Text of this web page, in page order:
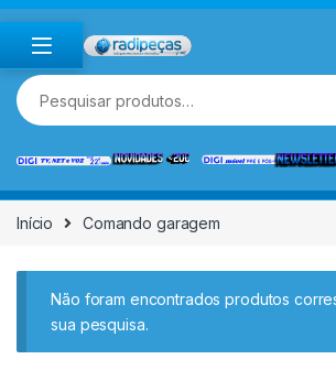
Skip to navigation
Skip to content
Pesquisar por:
Início Comando garagem
Não foram encontrados produtos
sua pesquisa.